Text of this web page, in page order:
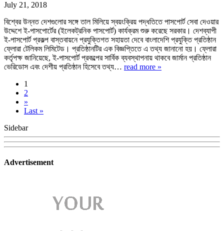
July 21, 2018
বিশ্বের উন্নত দেশগুলোর সঙ্গে তাল মিলিয়ে স্বয়ংক্রিয় পদ্ধতিতে পাসপোর্ট সেবা দেওয়ার
উদ্দেশে ই-পাসপোর্টের (ইলেকট্রনিক পাসপোর্ট) কার্যক্রম শুরু করেছে সরকার। দেশব্যাপী
ই-পাসপোর্ট প্রকল্প বাস্তবায়নে প্রযুক্তিগত সহায়তা দেবে বাংলাদেশি প্রযুক্তি প্রতিষ্ঠান
ফ্লোরা টেলিকম লিমিটেড। প্রতিষ্ঠানটির এক বিজ্ঞপ্তিতে এ তথ্য জানানো হয়। ফ্লোরা
কর্তৃপক্ষ জানিয়েছে, ই-পাসপোর্ট প্রকল্পের সার্বিক ব্যবস্থাপনায় থাকবে জার্মান প্রতিষ্ঠান
ভেরিডোস এবং দেশীয় প্রতিষ্ঠান হিসেবে তথ্য… read more »
1
2
»
Last »
Sidebar
Advertisement